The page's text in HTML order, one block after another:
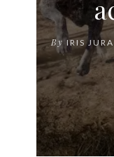
By IRIS